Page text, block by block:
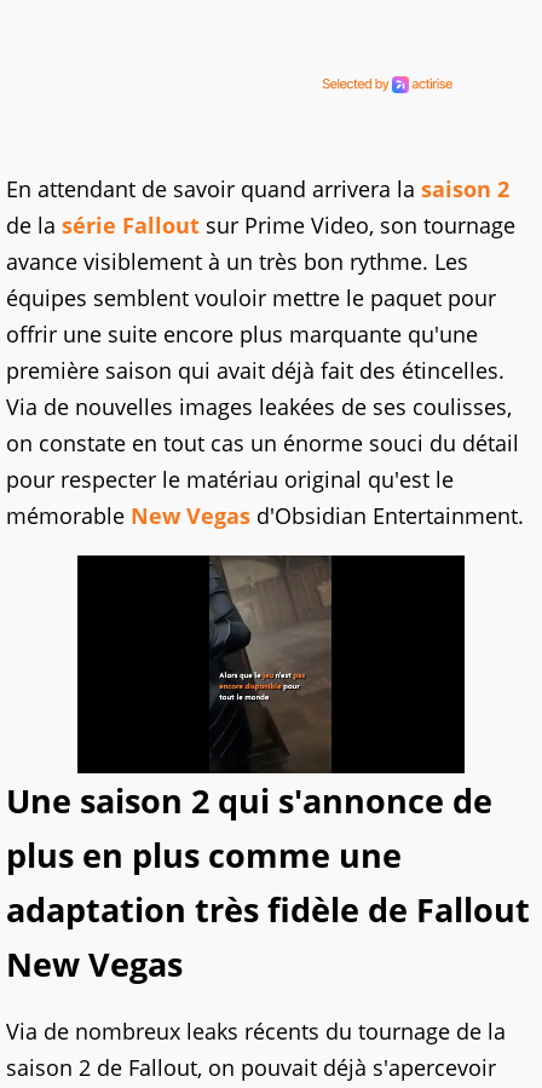
En attendant de savoir quand arrivera la saison 2
de la série Fallout sur Prime Video, son tournage
avance visiblement à un très bon rythme. Les
équipes semblent vouloir mettre le paquet pour
offrir une suite encore plus marquante qu'une
première saison qui avait déjà fait des étincelles.
Via de nouvelles images leakées de ses coulisses,
on constate en tout cas un énorme souci du détail
pour respecter le matériau original qu'est le
mémorable New Vegas d'Obsidian Entertainment.
Une saison 2 qui s'annonce de
plus en plus comme une
adaptation très fidèle de Fallout
New Vegas
Via de nombreux leaks récents du tournage de la
saison 2 de Fallout, on pouvait déjà s'apercevoir